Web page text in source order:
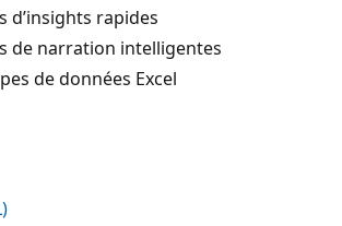
d’insights rapides
de narration intelligentes
de données Excel